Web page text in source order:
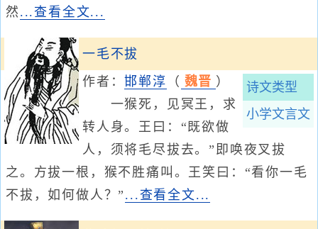
然 ...查看全文...
一毛不拔
诗文类型
小学文言文
作者：邯郸淳 （ 魏晋 ）
一猴死，见冥王，求
转人身。王曰：“既欲做
人，须将毛尽拔去。”即唤夜叉拔
之。方拔一根，猴不胜痛叫。王笑曰：“看你一毛
不拔，如何做人？” ...查看全文...